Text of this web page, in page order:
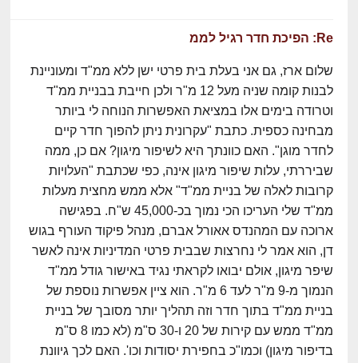
Re: הפיכת חדר רגיל לממ
שלום ארז, גם אני בעלת בית פרטי ישן ללא ממ"ד ומעוניינת
לבנות קומה שניה מעל 12 מ"ר ולכן חייבת בבניית ממ"ד
וטרודה בימים אלו במציאת האפשרות הנוחה לי ביותר
מבחינה כספית. כתבת "עקרונית ניתן להפוך חדר קיים
לחדר מוגן". האם כוונתך היא לשיפור מיגון? אם כן, ממה
שביררתי, עלות שיפור מיגון אינה, כפי שכתבת "העלויות
קרובות לאלה של בניית ממ"ד" אלא ממש מחצית מעלות
ממ"ד שלי העריכו הכי נמוך בכ-45,000 ש"ח. בפגישה
ארוכה עם המהנדס אאורל אברם, מנהל פיקוד העורף בגוש
דן, הוא אמר לי נחרצות שבבית פרטי המדיניות אינה לאשר
שיפר מיגון, אולם יבואו לקראתי נגיד באישור גודל ממ"ד
הנמוך מ-9 מ"ר לעד 6 מ"ר. הוא ציין אפשרות נוספת של
בניית ממ"ד בתוך חדר וזה תהליך יותר מסובך של בניית
ממ"ד ממש עם קירות של 20 ו-30 ס"מ (לא כמו 8 ס"מ
בדיפור מיגון) וכמו"כ בחפירת יסודות וכו'. האם לכך גיוונת